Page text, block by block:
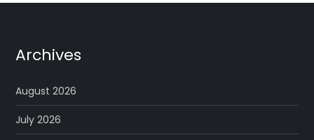
Archives
August 2026
July 2026